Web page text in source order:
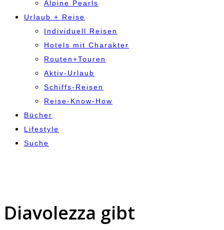
Alpine Pearls
Urlaub + Reise
Individuell Reisen
Hotels mit Charakter
Routen+Touren
Aktiv-Urlaub
Schiffs-Reisen
Reise-Know-How
Bücher
Lifestyle
Suche
Diavolezza gibt